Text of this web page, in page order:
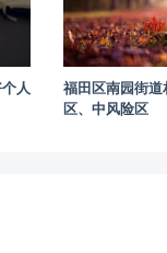
人
福田区南园街
区、中风险区